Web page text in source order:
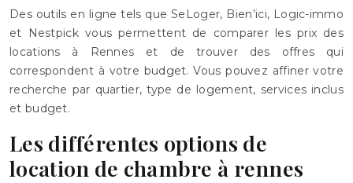
Des outils en ligne tels que SeLoger, Bien’ici, Logic-immo
et Nestpick vous permettent de comparer les prix des
locations à Rennes et de trouver des offres qui
correspondent à votre budget. Vous pouvez affiner votre
recherche par quartier, type de logement, services inclus
et budget.
Les différentes options de
location de chambre à rennes